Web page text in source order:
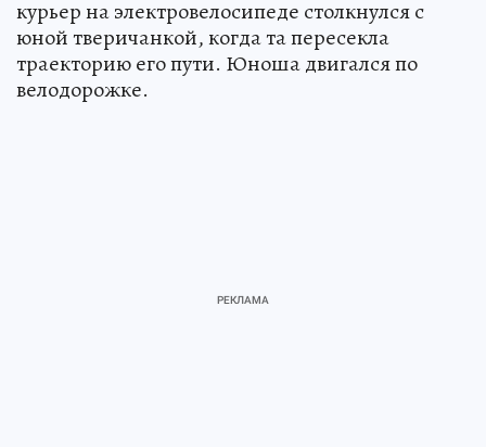
курьер на электровелосипеде столкнулся с
юной тверичанкой, когда та пересекла
траекторию его пути. Юноша двигался по
велодорожке.